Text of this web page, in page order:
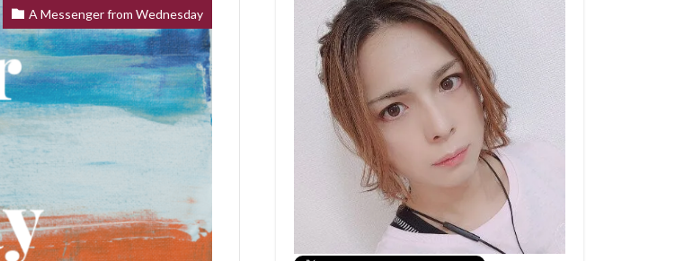
A Messenger from Wednesday